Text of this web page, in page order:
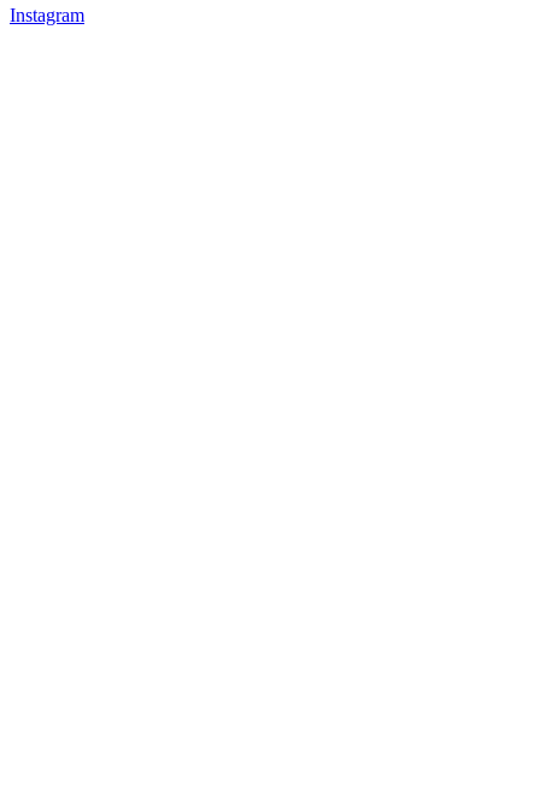
Instagram